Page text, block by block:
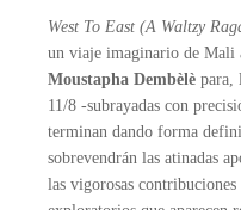
West To East (A Waltzy
un viaje imaginario de Mali
Moustapha Dembèlè para,
11/8 -subrayadas con
terminan dando forma
sobrevendrán las atinadas
las vigorosas contribuciones